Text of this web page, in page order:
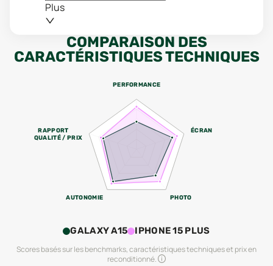
Plus
COMPARAISON DES
CARACTÉRISTIQUES TECHNIQUES
PERFORMANCE
ÉCRAN
PHOTO
AUTONOMIE
RAPPORT
QUALITÉ / PRIX
GALAXY A15 IPHONE 15 PLUS
Scores basés sur les benchmarks, caractéristiques techniques et prix en
reconditionné.